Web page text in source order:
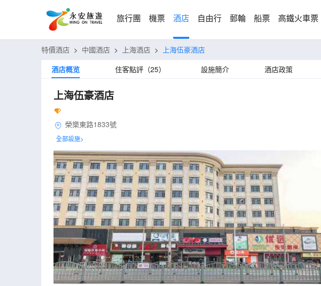
旅行團 機票 酒店 自由行 郵輪 船票 高鐵火車票
特價酒店 > 中國酒店 > 上海酒店 >
上海伍豪酒店
酒店概览
住客點評（25） 設施簡介 酒店政策
上海伍豪酒店
榮樂東路1833號
全部設施>